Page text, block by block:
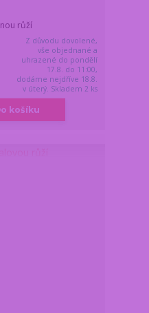
růží
Z důvodu dovolené,
vše objednané a
uhrazené do pondělí
17.8. do 11:00,
dodáme nejdříve 18.8.
v úterý. Skladem 2 ks
košíku